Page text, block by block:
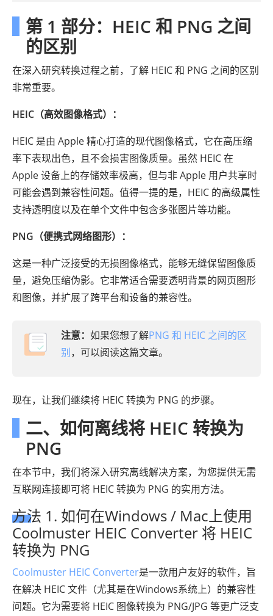
第 1 部分：HEIC 和 PNG 之间
的区别
在深入研究转换过程之前，了解 HEIC 和 PNG 之间的区别
非常重要。
HEIC（高效图像格式）：
HEIC 是由 Apple 精心打造的现代图像格式，它在高压缩
率下表现出色，且不会损害图像质量。虽然 HEIC 在
Apple 设备上的存储效率极高，但与非 Apple 用户共享时
可能会遇到兼容性问题。值得一提的是，HEIC 的高级属性
支持透明度以及在单个文件中包含多张图片等功能。
PNG（便携式网络图形）：
这是一种广泛接受的无损图像格式，能够无缝保留图像质
量，避免压缩伪影。它非常适合需要透明背景的网页图形
和图像，并扩展了跨平台和设备的兼容性。
注意： 如果您想了解PNG 和 HEIC 之间的区
别，可以阅读这篇文章。
现在，让我们继续将 HEIC 转换为 PNG 的步骤。
二、如何离线将 HEIC 转换为
PNG
在本节中，我们将深入研究离线解决方案，为您提供无需
互联网连接即可将 HEIC 转换为 PNG 的实用方法。
方法 1. 如何在Windows / Mac上使用
Coolmuster HEIC Converter 将 HEIC
转换为 PNG
Coolmuster HEIC Converter是一款用户友好的软件，旨
在解决 HEIC 文件（尤其是在Windows系统上）的兼容性
问题。它为需要将 HEIC 图像转换为 PNG/JPG 等更广泛支